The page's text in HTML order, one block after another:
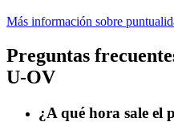
Más información sobre
Preguntas
U-OV
¿A qué hora sale el